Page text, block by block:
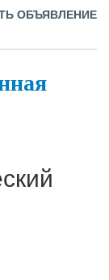
ОБЪЯВЛЕНИЕ